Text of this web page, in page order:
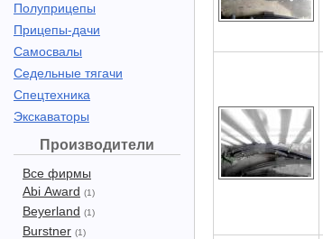
Полуприцепы
Прицепы-дачи
Самосвалы
Седельные тягачи
Спецтехника
Экскаваторы
Производители
Все фирмы
Abi Award (1)
Beyerland (1)
Burstner (1)